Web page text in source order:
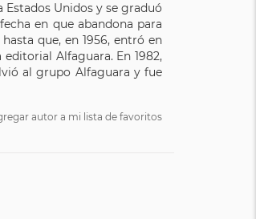
Estados Unidos y se graduó
en que abandona para
que, en 1956, entró en
Alfaguara. En 1982,
al grupo Alfaguara y fue
autor a mi lista de favoritos